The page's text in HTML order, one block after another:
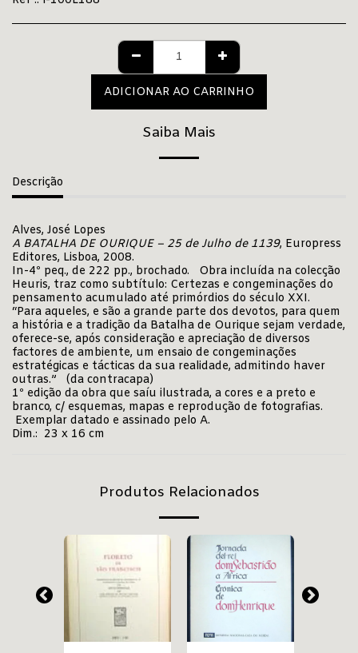
ADICIONAR AO CARRINHO
Saiba Mais
Descrição
Alves, José Lopes
A BATALHA DE OURIQUE – 25 de Julho de 1139, Europress
Editores, Lisboa, 2008.
In-4º peq., de 222 pp., brochado. Obra incluída na colecção
Heuris, traz como subtítulo: Certezas e congeminações do
pensamento acumulado até primórdios do século XXI.
“Para aqueles, e são a grande parte dos devotos, para quem
a história e a tradição da Batalha de Ourique sejam verdade,
oferece-se, após consideração e apreciação de diversos
factores de ambiente, um ensaio de congeminações
estratégicas e tácticas da sua realidade, admitindo haver
outras.” (da contracapa)
1º edição da obra que saíu ilustrada, a cores e a preto e
branco, c/ esquemas, mapas e reprodução de fotografias.
Exemplar datado e assinado pelo A.
Dim.: 23 x 16 cm
Produtos Relacionados